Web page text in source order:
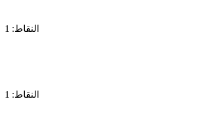
النقاط: 1
النقاط: 1